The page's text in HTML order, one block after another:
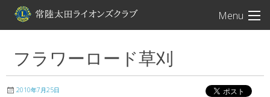
Menu
常陸太田ライオン
フラワーロード草刈
2010年7月25日